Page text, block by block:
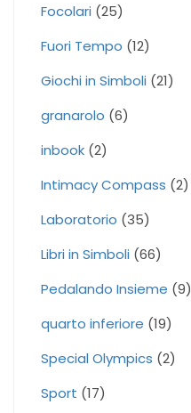
Focolari (25)
Fuori Tempo (12)
Giochi in Simboli (21)
granarolo (6)
inbook (2)
Intimacy Compass (2)
Laboratorio (35)
Libri in Simboli (66)
Pedalando Insieme (9)
quarto inferiore (19)
Special Olympics (2)
Sport (17)